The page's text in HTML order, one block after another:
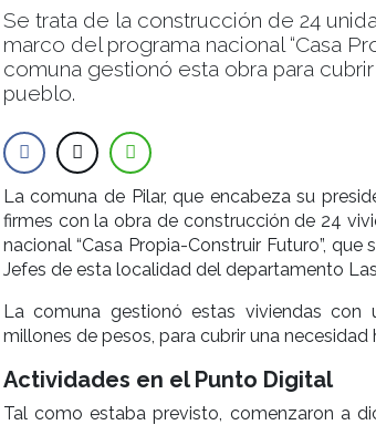
Se trata de la construcción de 24
marco del programa nacional “Casa
comuna gestionó esta obra para
pueblo.
La comuna de Pilar, que encabeza su
firmes con la obra de construcción de 24
nacional “Casa Propia-Construir Futuro”,
Jefes de esta localidad del departamento
La comuna gestionó estas viviendas
millones de pesos, para cubrir una
Actividades en el Punto Digital
Tal como estaba previsto, comenzaron a